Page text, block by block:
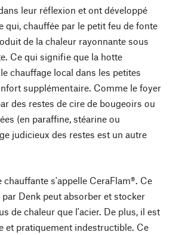
leur réflexion et ont développé
qui, chauffée par le petit feu de fonte
de la chaleur rayonnante sous
Ce qui signifie que la hotte
chauffage local dans les petites
supplémentaire. Comme le foyer
des restes de cire de bougeoirs ou
(en paraffine, stéarine ou
judicieux des restes est un autre
chauffante s'appelle CeraFlam®. Ce
Denk peut absorber et stocker
de chaleur que l'acier. De plus, il est
et pratiquement indestructible. Ce